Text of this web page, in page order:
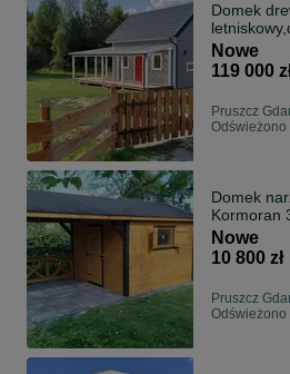
Domek
tarasem
Nowe
119 000
Pruszcz
Domek
Kormoran
narzędziowe
Nowe
10 800 zł
Pruszcz